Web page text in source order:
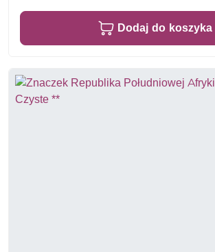
Dodaj do koszyka